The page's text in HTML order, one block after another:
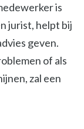
is
jurist, helpt bij
geven.
of als
zal een